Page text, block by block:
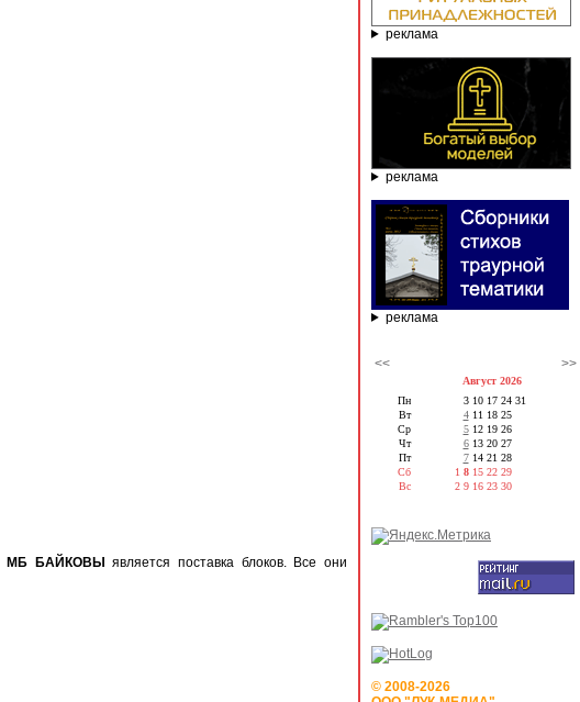
МБ БАЙКОВЫ
является поставка блоков. Все они
реклама
реклама
реклама
<< >>
Август 2026
Пн
Вт
Ср
Чт
Пт
Сб
Вс
3 10 17 24 31
4 11 18 25
5 12 19 26
6 13 20 27
7 14 21 28
1 8 15 22 29
2 9 16 23 30
© 2008-2026